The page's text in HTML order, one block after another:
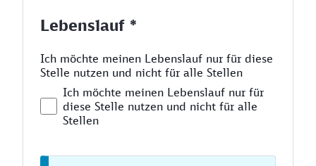
Lebenslauf *
Ich möchte meinen Lebenslauf nur für diese
Stelle nutzen und nicht für alle Stellen
Ich möchte meinen Lebenslauf nur für
diese Stelle nutzen und nicht für alle
Stellen